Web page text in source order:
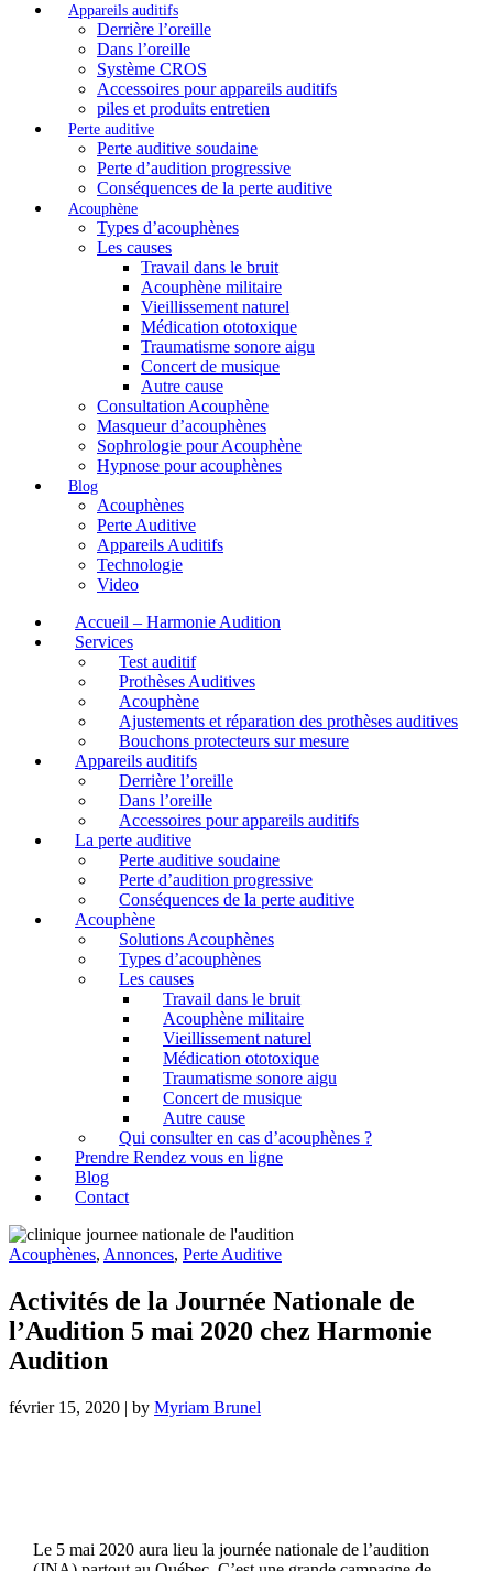
Appareils auditifs
Derrière l’oreille
Dans l’oreille
Système CROS
Accessoires pour appareils auditifs
piles et produits entretien
Perte auditive
Perte auditive soudaine
Perte d’audition progressive
Conséquences de la perte auditive
Acouphène
Types d’acouphènes
Les causes
Travail dans le bruit
Acouphène militaire
Vieillissement naturel
Médication ototoxique
Traumatisme sonore aigu
Concert de musique
Autre cause
Consultation Acouphène
Masqueur d’acouphènes
Sophrologie pour Acouphène
Hypnose pour acouphènes
Blog
Acouphènes
Perte Auditive
Appareils Auditifs
Technologie
Video
Accueil – Harmonie Audition
Services
Test auditif
Prothèses Auditives
Acouphène
Ajustements et réparation des prothèses auditives
Bouchons protecteurs sur mesure
Appareils auditifs
Derrière l’oreille
Dans l’oreille
Accessoires pour appareils auditifs
La perte auditive
Perte auditive soudaine
Perte d’audition progressive
Conséquences de la perte auditive
Acouphène
Solutions Acouphènes
Types d’acouphènes
Les causes
Travail dans le bruit
Acouphène militaire
Vieillissement naturel
Médication ototoxique
Traumatisme sonore aigu
Concert de musique
Autre cause
Qui consulter en cas d’acouphènes ?
Prendre Rendez vous en ligne
Blog
Contact
Acouphènes, Annonces, Perte Auditive
Activités de la Journée Nationale de
l’Audition 5 mai 2020 chez Harmonie
Audition
février 15, 2020 | by Myriam Brunel
Le 5 mai 2020 aura lieu la journée nationale de l’audition